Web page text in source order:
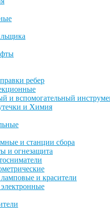
ребер
и вспомогательный
и Химия
и станции сбора
и огнезащита
и красители